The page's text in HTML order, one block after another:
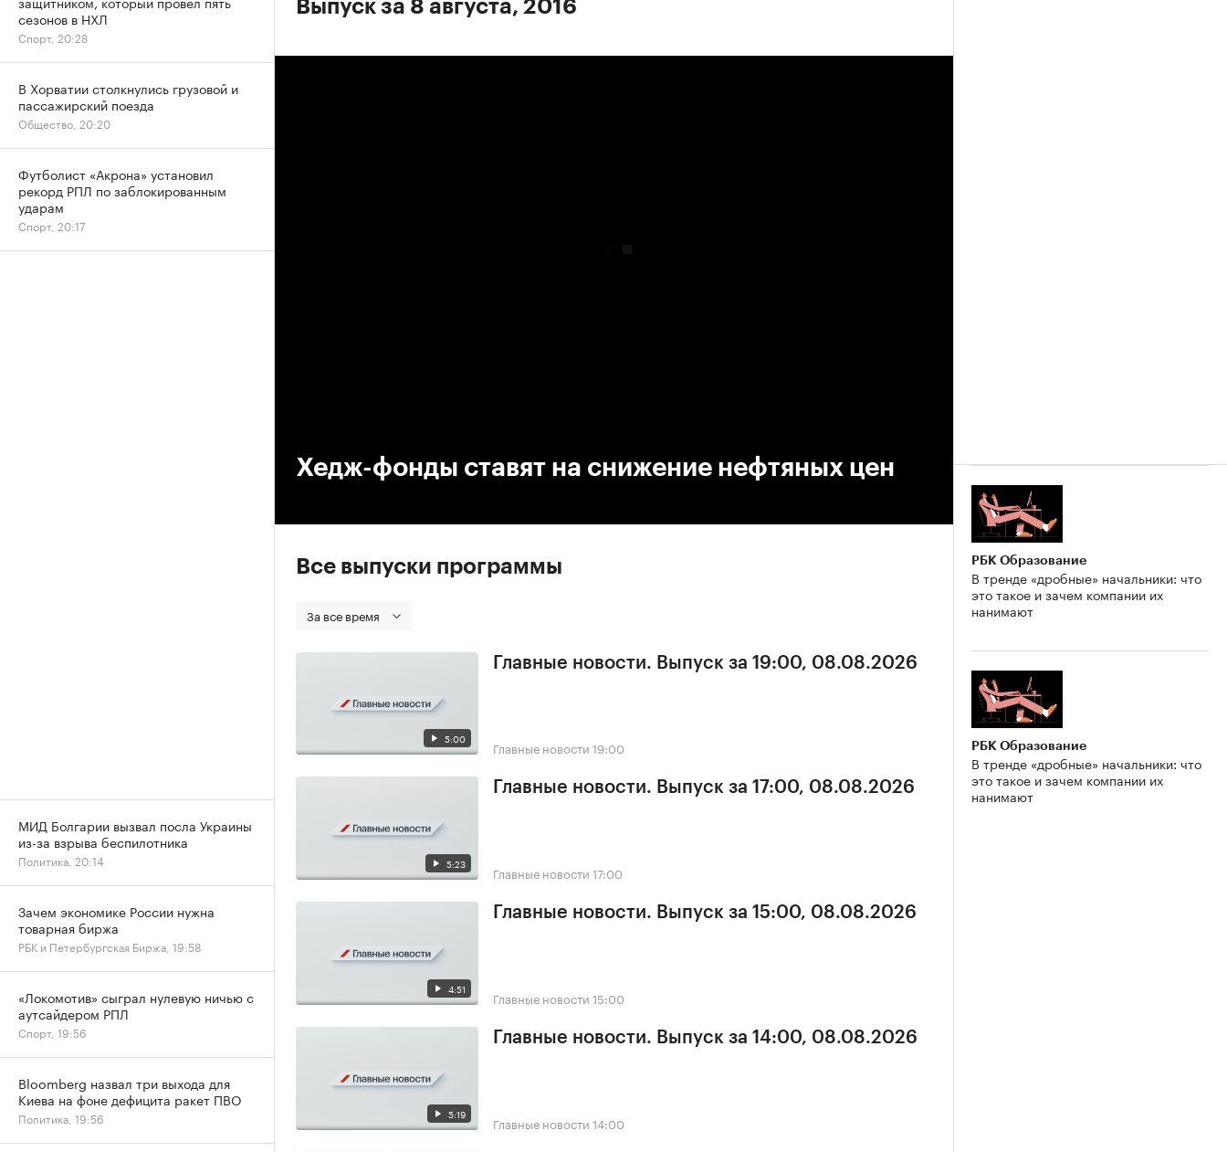
Выпуск за 8 августа, 2016
Хедж-фонды ставят на снижение нефтяных цен
Все выпуски программы
За все время
5:00
Главные новости. Выпуск за 19:00, 08.08.2026
Главные новости 19:00
5:23
Главные новости. Выпуск за 17:00, 08.08.2026
Главные новости 17:00
4:51
Главные новости. Выпуск за 15:00, 08.08.2026
Главные новости 15:00
5:19
Главные новости. Выпуск за 14:00, 08.08.2026
Главные новости 14:00
РБК Образование
В тренде «дробные» начальники: что
это такое и зачем компании их
нанимают
РБК Образование
В тренде «дробные» начальники: что
это такое и зачем компании их
нанимают
сезонов в НХЛ
Спорт, 20:28
В Хорватии столкнулись грузовой и
пассажирский поезда
Общество, 20:20
Футболист «Акрона» установил
рекорд РПЛ по заблокированным
ударам
Спорт, 20:17
МИД Болгарии вызвал посла Украины
из-за взрыва беспилотника
Политика, 20:14
Зачем экономике России нужна
товарная биржа
РБК и Петербургская Биржа, 19:58
«Локомотив» сыграл нулевую ничью с
аутсайдером РПЛ
Спорт, 19:56
Bloomberg назвал три выхода для
Киева на фоне дефицита ракет ПВО
Политика, 19:56